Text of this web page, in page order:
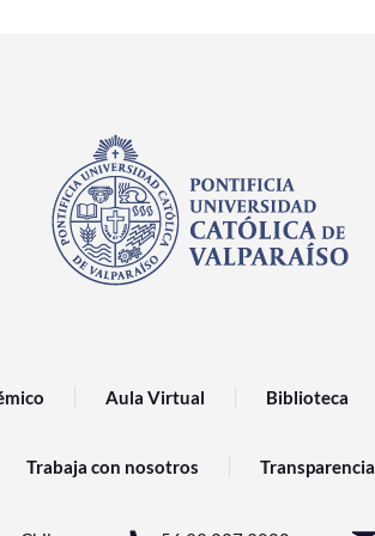
Aula Virtual Biblioteca
Trabaja con nosotros Transparencia